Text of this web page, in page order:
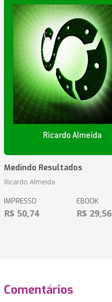
Medindo Resultados
Ricardo Almeida
IMPRESSO
R$ 50,74
EBOOK
R$ 29,56
Comentários